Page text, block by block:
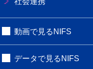
動画で見るNIFS
データで見るNIFS